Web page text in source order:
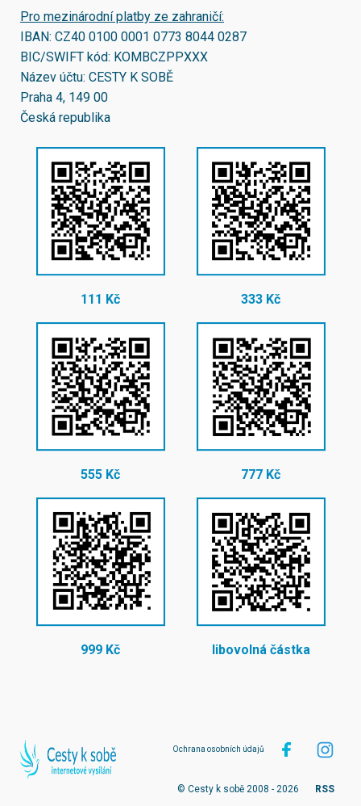
Pro mezinárodní platby ze zahraničí:
IBAN: CZ40 0100 0001 0773 8044 0287
BIC/SWIFT kód: KOMBCZPPXXX
Název účtu: CESTY K SOBĚ
Praha 4, 149 00
Česká republika
111 Kč 333 Kč
555 Kč 777 Kč
999 Kč libovolná částka
Ochrana osobních údajů
© Cesty k sobě 2008 - 2026 RSS